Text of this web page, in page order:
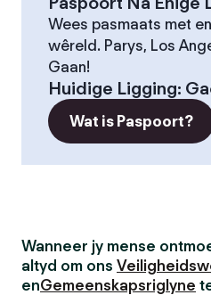
Wees pasmaats met
wêreld. Parys, Los
Gaan!
Huidige Ligging:
Wat is Paspoort?
Wanneer jy mense
altyd om ons
enGemeenskapsriglyne